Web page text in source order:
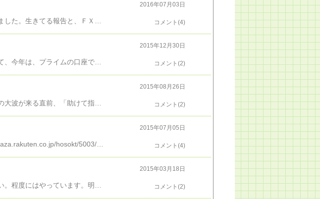
2016年07月03日
コメント(4)
以前、勝ち負けの報告を書いていた、ＬＩＯＮの口座ではなくて、今年は、プライムの口座で勝負をしていたので、一口の額が大きい所為で勝ちの額が大きいですが、そこは気にしないでください。そして年末のまとめをやっていて、途中で抜けていたのを発見したりしましたがｗｗ、纏めは、こんな感じです 勝ち：負け１月纏 １：０= +4,990円２月纏 ０：０= ＋－０円３月纏 １：０= +4,021円４月纏 ３：０=+12,500円５月纏 ３：０= +8,030円６月纏 ０：０= ＋－０円７月纏 ０：０= ＋－０円８月纏 ３：０=+10,376円９月纏 ２：０= +5,058円10月纏 １：０= +2,530円11月纏 ０：０= ＋－０円12月纏 ２：０= +4,498円ということで、１６勝ち：０負け、＋5万2千3円でした。塩漬けの数は多いんだけど、始めと終わりで差し引き変動なしで、９コ一口の額が１０倍なので、例年換算するなら 5,200ということかな
2015年12月30日
コメント(2)
せっかく、１２０円台ショートを持っていたのに１１６円１０の大波が来る直前、「助けて指値」な１２０円で降りてしまっていた。もったいねぇーーーー！５月から１２５円にも耐えて持ちづけたのに、 もったいねぇーーーーー！いやいや。儲け損ないは、損じゃない。さぁ。資金が解放されたぞ。次は、どこが乗りどころかな。
2015年08月26日
コメント(2)
今のところ、７勝０敗で、手数が減ってますねえｗｗ。http://plaza.rakuten.co.jp/hosokt/5003/ブログに金額までは書いてないけど、１勝あたりの金額も、去年の半分ぐらいで、焦ってたんでしょうかね。５月に、ドル円が１２０円からレンジ破って円安に来た時に、逆を踏んで、ショートの塩漬け作ってしまって、それから「一方通行ドクトリン」に従って待っているもので、動きなしです。ギリシャ破綻でリスクオフ、１２０円に戻ったりしないものかと思っているけど、予測と言うより、ショート塩漬け持ってる人間の、願望にすぎませんね。
2015年07月05日
コメント(4)
2015年03月18日
コメント(2)